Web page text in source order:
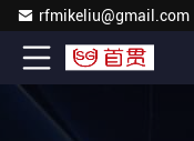
rfmikeliu@gmail.com